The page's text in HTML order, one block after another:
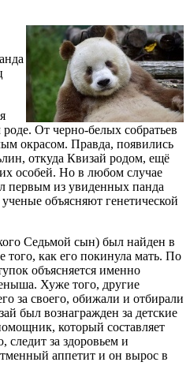
От черно-белых собратьев
окрасом. Правда, появились
откуда Квизай родом, ещё
особей. Но в любом случае
первым из увиденных панда
объясняют генетической
Седьмой сын) был найден в
того, как его покинула мать. По
объясняется именно
Хуже того, другие
за своего, обижали и отбирали
был вознагражден за детские
который составляет
за здоровьем и
аппетит и он вырос в